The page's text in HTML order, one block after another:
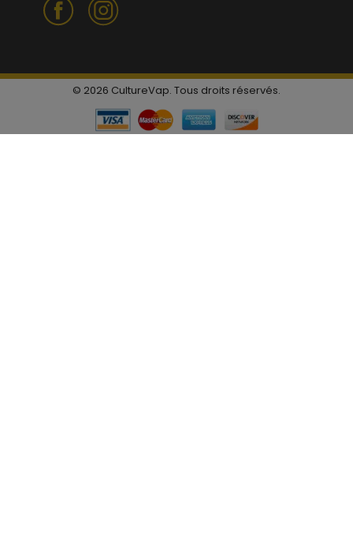
© 2026 CultureVap. Tous droits réservés.